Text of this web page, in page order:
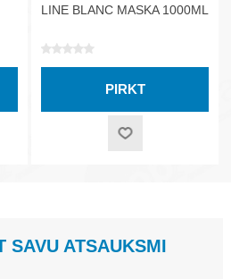
LINE BLANC MASKA 1000ML
SAVU ATSAUKSMI